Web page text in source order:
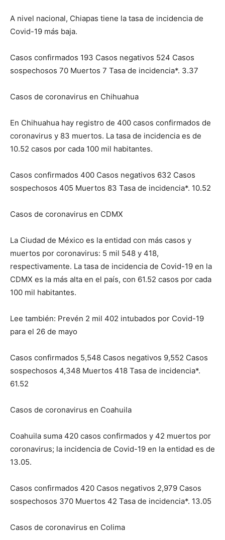
A nivel nacional, Chiapas tiene la tasa de incidencia de
Covid-19 más baja.
Casos confirmados 193 Casos negativos 524 Casos
sospechosos 70 Muertos 7 Tasa de incidencia*. 3.37
Casos de coronavirus en Chihuahua
En Chihuahua hay registro de 400 casos confirmados de
coronavirus y 83 muertos. La tasa de incidencia es de
10.52 casos por cada 100 mil habitantes.
Casos confirmados 400 Casos negativos 632 Casos
sospechosos 405 Muertos 83 Tasa de incidencia*. 10.52
Casos de coronavirus en CDMX
La Ciudad de México es la entidad con más casos y
muertos por coronavirus: 5 mil 548 y 418,
respectivamente. La tasa de incidencia de Covid-19 en la
CDMX es la más alta en el país, con 61.52 casos por cada
100 mil habitantes.
Lee también: Prevén 2 mil 402 intubados por Covid-19
para el 26 de mayo
Casos confirmados 5,548 Casos negativos 9,552 Casos
sospechosos 4,348 Muertos 418 Tasa de incidencia*.
61.52
Casos de coronavirus en Coahuila
Coahuila suma 420 casos confirmados y 42 muertos por
coronavirus; la incidencia de Covid-19 en la entidad es de
13.05.
Casos confirmados 420 Casos negativos 2,979 Casos
sospechosos 370 Muertos 42 Tasa de incidencia*. 13.05
Casos de coronavirus en Colima